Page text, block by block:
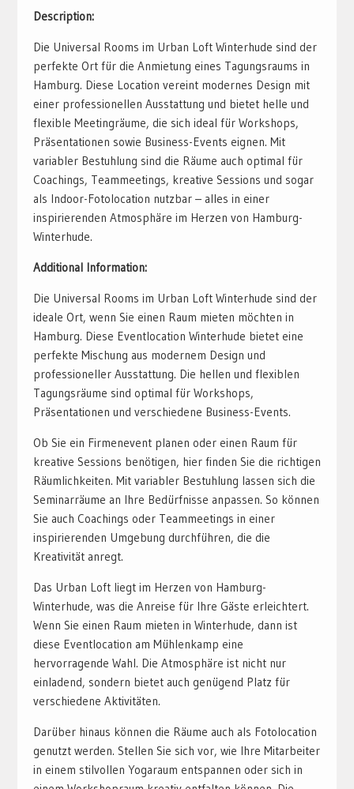
Description:
Die Universal Rooms im Urban Loft Winterhude sind der
perfekte Ort für die Anmietung eines Tagungsraums in
Hamburg. Diese Location vereint modernes Design mit
einer professionellen Ausstattung und bietet helle und
flexible Meetingräume, die sich ideal für Workshops,
Präsentationen sowie Business-Events eignen. Mit
variabler Bestuhlung sind die Räume auch optimal für
Coachings, Teammeetings, kreative Sessions und sogar
als Indoor-Fotolocation nutzbar – alles in einer
inspirierenden Atmosphäre im Herzen von Hamburg-
Winterhude.
Additional Information:
Die Universal Rooms im Urban Loft Winterhude sind der
ideale Ort, wenn Sie einen Raum mieten möchten in
Hamburg. Diese Eventlocation Winterhude bietet eine
perfekte Mischung aus modernem Design und
professioneller Ausstattung. Die hellen und flexiblen
Tagungsräume sind optimal für Workshops,
Präsentationen und verschiedene Business-Events.
Ob Sie ein Firmenevent planen oder einen Raum für
kreative Sessions benötigen, hier finden Sie die richtigen
Räumlichkeiten. Mit variabler Bestuhlung lassen sich die
Seminarräume an Ihre Bedürfnisse anpassen. So können
Sie auch Coachings oder Teammeetings in einer
inspirierenden Umgebung durchführen, die die
Kreativität anregt.
Das Urban Loft liegt im Herzen von Hamburg-
Winterhude, was die Anreise für Ihre Gäste erleichtert.
Wenn Sie einen Raum mieten in Winterhude, dann ist
diese Eventlocation am Mühlenkamp eine
hervorragende Wahl. Die Atmosphäre ist nicht nur
einladend, sondern bietet auch genügend Platz für
verschiedene Aktivitäten.
Darüber hinaus können die Räume auch als Fotolocation
genutzt werden. Stellen Sie sich vor, wie Ihre Mitarbeiter
in einem stilvollen Yogaraum entspannen oder sich in